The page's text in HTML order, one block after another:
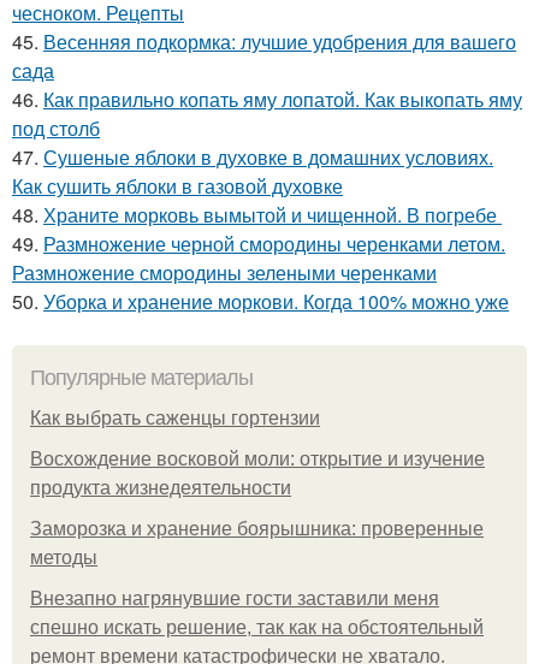
чесноком. Рецепты
45. Весенняя подкормка: лучшие удобрения для вашего
сада
46. Как правильно копать яму лопатой. Как выкопать яму
под столб
47. Сушеные яблоки в духовке в домашних условиях.
Как сушить яблоки в газовой духовке
48. Храните морковь вымытой и чищенной. В погребе
49. Размножение черной смородины черенками летом.
Размножение смородины зелеными черенками
50. Уборка и хранение моркови. Когда 100% можно уже
Популярные материалы
Как выбрать саженцы гортензии
Восхождение восковой моли: открытие и изучение
продукта жизнедеятельности
Заморозка и хранение боярышника: проверенные
методы
Внезапно нагрянувшие гости заставили меня
спешно искать решение, так как на обстоятельный
ремонт времени катастрофически не хватало.